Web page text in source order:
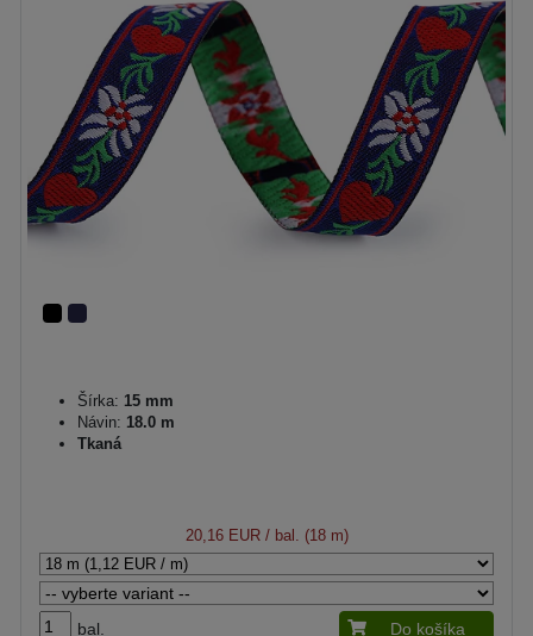
Šírka: 15 mm
Návin: 18.0 m
Tkaná
20,16 EUR/ bal. (18 m)
bal. Do košíka